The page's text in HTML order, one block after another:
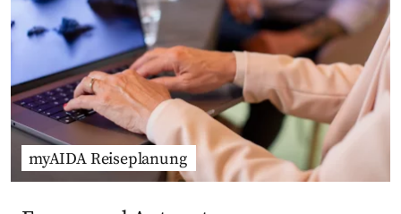
myAIDA Reiseplanung